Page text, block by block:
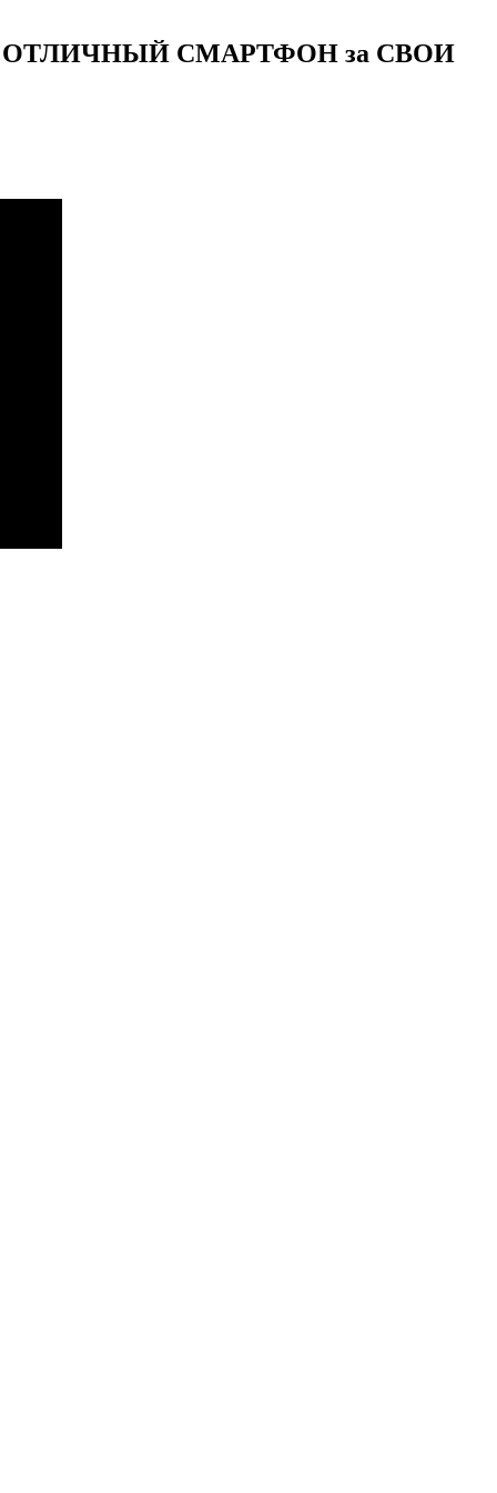
ОТЛИЧНЫЙ СМАРТФОН за СВОИ